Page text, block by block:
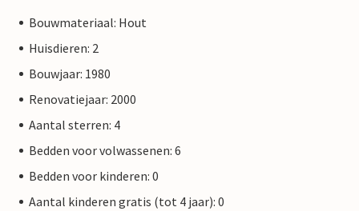
Bouwmateriaal: Hout
Huisdieren: 2
Bouwjaar: 1980
Renovatiejaar: 2000
Aantal sterren: 4
Bedden voor volwassenen: 6
Bedden voor kinderen: 0
Aantal kinderen gratis (tot 4 jaar): 0